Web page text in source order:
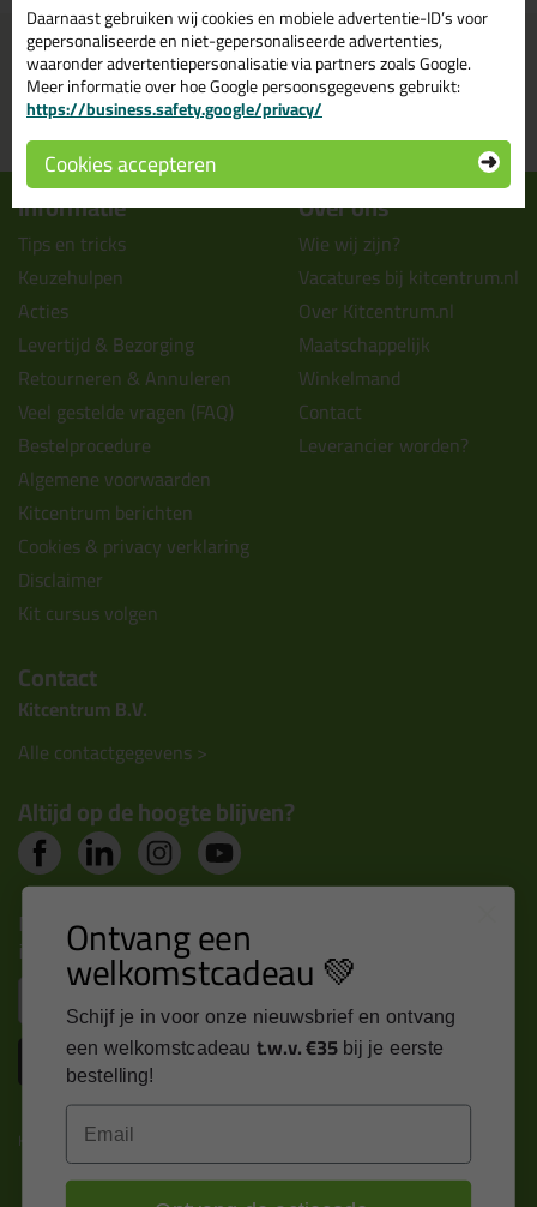
Voor 21:00 uur besteld
morgen in huis
Gratisbezorging inNL & BE
vanaf75,-
Grootste assortiment
uit voorraad leverbaar
PostNL afhaalpunt: kies zelf
wanneer je afhaalt
Informatie
Tips en tricks
Keuzehulpen
Acties
Levertijd & Bezorging
Retourneren & Annuleren
Veel gestelde vragen (FAQ)
Bestelprocedure
Algemene voorwaarden
Kitcentrum berichten
Cookies & privacy verklaring
Disclaimer
Kit cursus volgen
Over ons
Wie wij zijn?
Vacatures bij kitcentrum.nl
Over Kitcentrum.nl
Maatschappelijk
Winkelmand
Contact
Leverancier worden?
Contact
Kitcentrum B.V.
Alle contactgegevens >
Altijd op de hoogte blijven?
Nieuws, tips en exclusieve deals rechtstreeks in je
inbox
Inschrijven
Kitcentrum is trots op:
Daarnaast gebruiken wij cookies en mobiele advertentie-ID’s voor
gepersonaliseerde en niet-gepersonaliseerde advertenties,
waaronder advertentiepersonalisatie via partners zoals Google.
Meer informatie over hoe Google persoonsgegevens gebruikt:
https://business.safety.google/privacy/
Cookies accepteren
Ontvang een
welkomstcadeau 💚
Schijf je in voor onze nieuwsbrief en ontvang
een welkomstcadeau t.w.v. €35 bij je eerste
bestelling!
Email